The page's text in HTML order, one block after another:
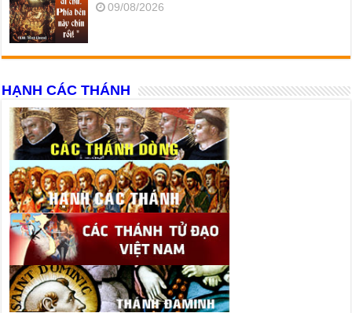
09/08/2026
HẠNH CÁC THÁNH